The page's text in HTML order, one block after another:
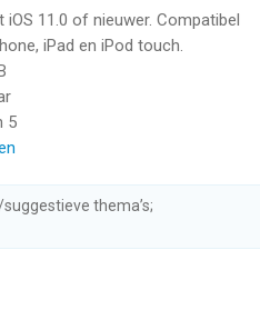
such as 4 numeric
as piano, xylophone, ATM…
clips or directories in
of video, no need to convert
iOS 11.0 of nieuwer. Compatibel
iPad en iPod touch.
5
thema’s;